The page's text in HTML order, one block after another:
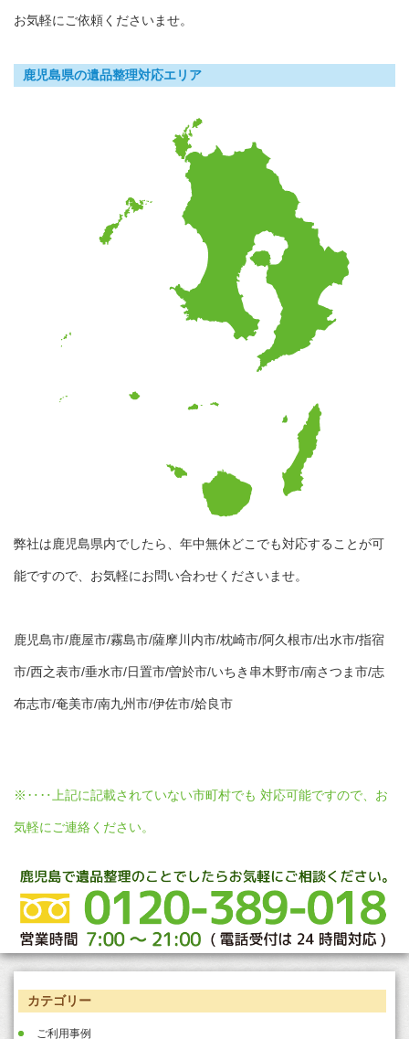
お気軽にご依頼くださいませ。
鹿児島県の遺品整理対応エリア
弊社は鹿児島県内でしたら、年中無休どこでも対応することが可
能ですので、お気軽にお問い合わせくださいませ。
鹿児島市/鹿屋市/霧島市/薩摩川内市/枕崎市/阿久根市/出水市/指宿
市/西之表市/垂水市/日置市/曽於市/いちき串木野市/南さつま市/志
布志市/奄美市/南九州市/伊佐市/姶良市
※‥‥上記に記載されていない市町村でも 対応可能ですので、お
気軽にご連絡ください。
カテゴリー
ご利用事例